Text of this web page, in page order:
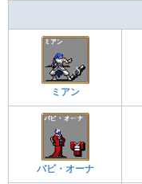
ミアン
バビ・オーナ